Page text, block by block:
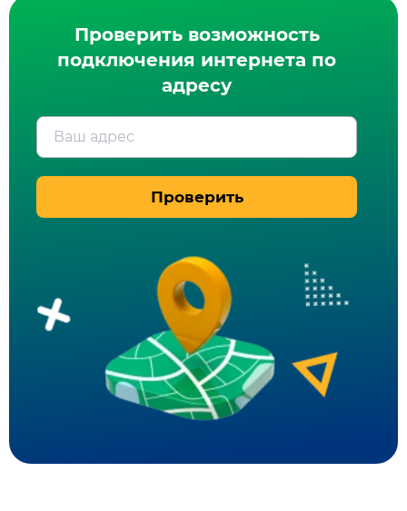
Проверить возможность
подключения интернета по
адресу
Ваш адрес
Проверить